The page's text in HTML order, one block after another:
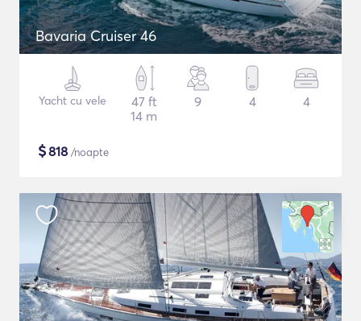
Bavaria Cruiser 46
Yacht cu vele
47 ft
14 m
9 4 4
$818 /noapte